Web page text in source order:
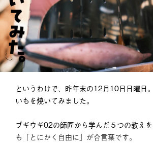
というわけで、昨年末の12月10日日曜日
いもを焼いてみました。
ブギウギ02の師匠から学んだ５つの教え
も「とにかく自由に」が合言葉です。